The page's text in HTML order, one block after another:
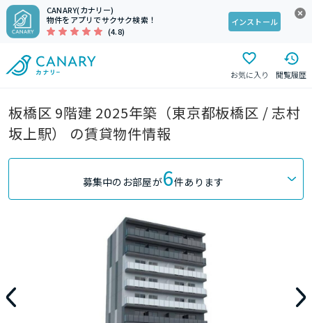
CANARY(カナリー)
物件をアプリでサクサク検索！
(4.8)
インストール
お気に入り 閲覧履歴
板橋区 9階建 2025年築（東京都板橋区 / 志村
坂上駅） の賃貸物件情報
募集中のお部屋が6件あります